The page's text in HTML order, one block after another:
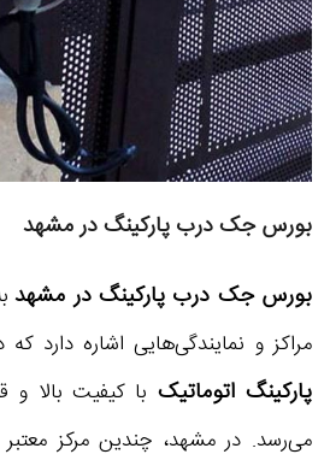
بورس جک درب پارکینگ در مشهد
بورس جک درب پارکینگ در مشهد
مراکز و نمایندگی‌هایی اشاره دارد
پارکینگ اتوماتیک با کیفیت بالا
می‌رسد. در مشهد، چندین مرکز